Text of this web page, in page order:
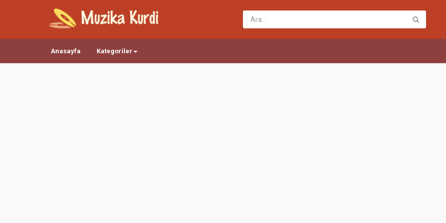
Anasayfa Kategoriler